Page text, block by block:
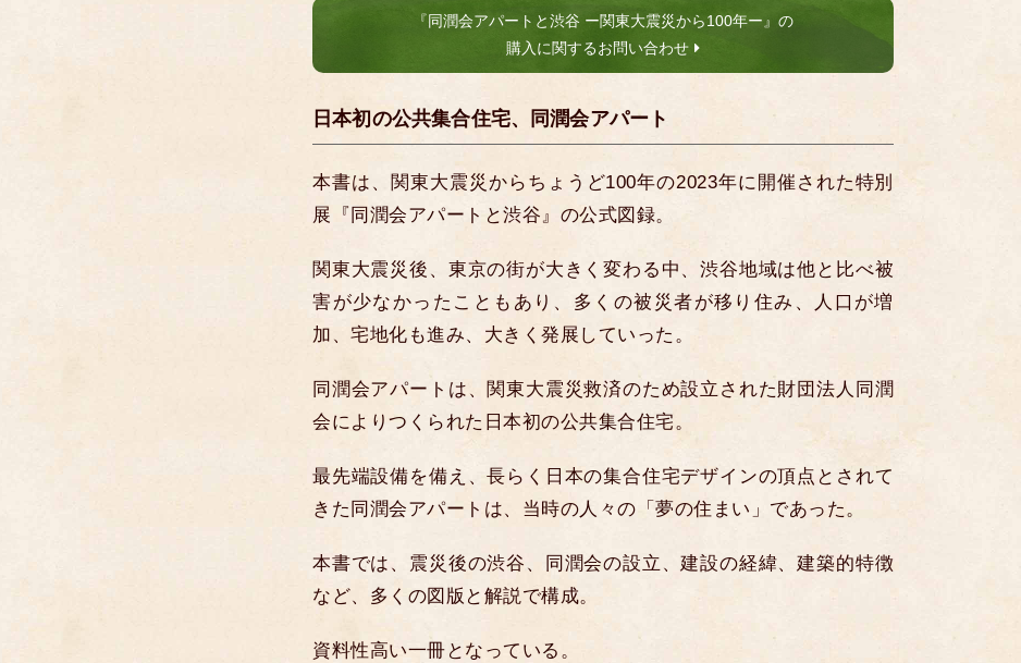
『同潤会アパートと渋谷 ー関東大震災から100年ー』の
購入に関するお問い合わせ
日本初の公共集合住宅、同潤会アパート
本書は、関東大震災からちょうど100年の2023年に開催された特別
展『同潤会アパートと渋谷』の公式図録。
関東大震災後、東京の街が大きく変わる中、渋谷地域は他と比べ被
害が少なかったこともあり、多くの被災者が移り住み、人口が増
加、宅地化も進み、大きく発展していった。
同潤会アパートは、関東大震災救済のため設立された財団法人同潤
会によりつくられた日本初の公共集合住宅。
最先端設備を備え、長らく日本の集合住宅デザインの頂点とされて
きた同潤会アパートは、当時の人々の「夢の住まい」であった。
本書では、震災後の渋谷、同潤会の設立、建設の経緯、建築的特徴
など、多くの図版と解説で構成。
資料性高い一冊となっている。